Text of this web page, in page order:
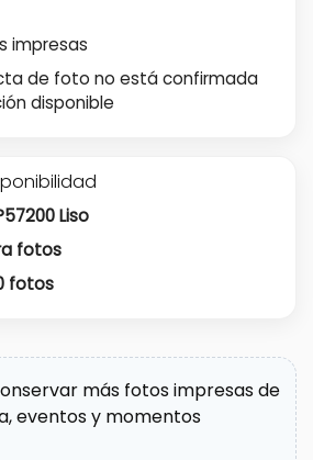
impresas
de foto no está confirmada
disponible
Liso
fotos
fotos
más fotos impresas de
eventos y momentos